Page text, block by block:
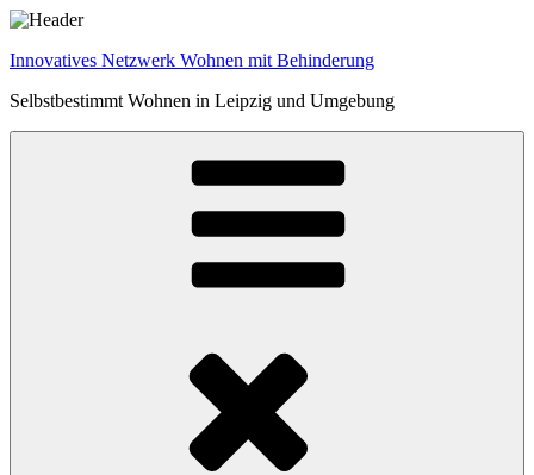
Zum
springen
Innovatives Netzwerk Wohnen mit Behinderung
Selbstbestimmt Wohnen in Leipzig und Umgebung